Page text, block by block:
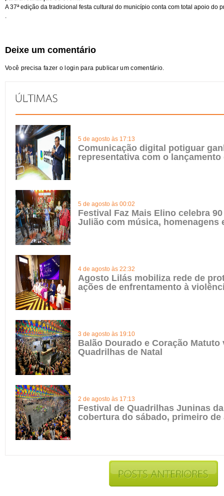
A 37ª edição da tradicional festa cultural do município conta com total apoio do
.
Deixe um comentário
Você precisa fazer o login para publicar um comentário.
5 de agosto às 17:13
Comunicação digital potiguar
representativa com o lançamento
5 de agosto às 00:02
Festival Faz Mais Elino celebra
Julião com música, homenagens
4 de agosto às 22:32
Agosto Lilás mobiliza rede de
ações de enfrentamento à
3 de agosto às 19:10
Balão Dourado e Coração Matuto
Quadrilhas de Natal
2 de agosto às 17:13
Festival de Quadrilhas Juninas
cobertura do sábado, primeiro de